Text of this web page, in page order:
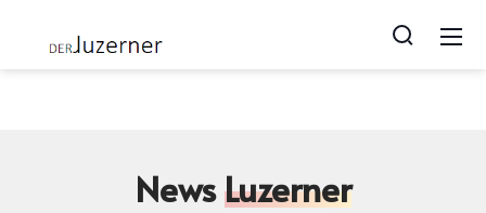
Luzern | webcam from luzern
NewsLuzerner